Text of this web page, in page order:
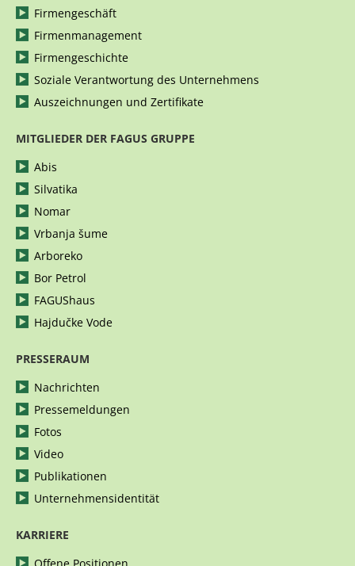
Firmengeschäft
Firmenmanagement
Firmengeschichte
Soziale Verantwortung des Unternehmens
Auszeichnungen und Zertifikate
MITGLIEDER DER FAGUS GRUPPE
Abis
Silvatika
Nomar
Vrbanja šume
Arboreko
Bor Petrol
FAGUShaus
Hajdučke Vode
PRESSERAUM
Nachrichten
Pressemeldungen
Fotos
Video
Publikationen
Unternehmensidentität
KARRIERE